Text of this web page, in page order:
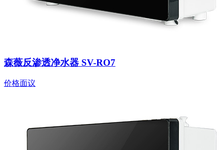
森薇反渗透净水器 SV-RO7
价格面议